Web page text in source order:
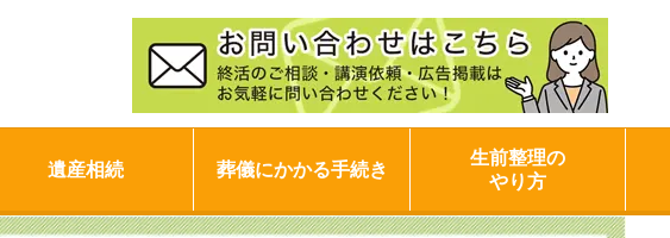
遺産相続 葬儀にかかる手続き
生前整理の
やり方